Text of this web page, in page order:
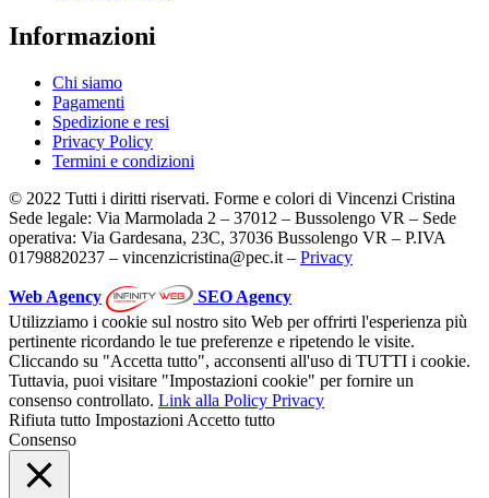
Informazioni
Chi siamo
Pagamenti
Spedizione e resi
Privacy Policy
Termini e condizioni
© 2022 Tutti i diritti riservati. Forme e colori di Vincenzi Cristina
Sede legale: Via Marmolada 2 – 37012 – Bussolengo VR – Sede
operativa: Via Gardesana, 23C, 37036 Bussolengo VR – P.IVA
01798820237 – vincenzicristina@pec.it – Privacy
Web Agency
SEO Agency
Utilizziamo i cookie sul nostro sito Web per offrirti l'esperienza più
pertinente ricordando le tue preferenze e ripetendo le visite.
Cliccando su "Accetta tutto", acconsenti all'uso di TUTTI i cookie.
Tuttavia, puoi visitare "Impostazioni cookie" per fornire un
consenso controllato. Link alla Policy Privacy
Rifiuta tutto Impostazioni Accetto tutto
Consenso